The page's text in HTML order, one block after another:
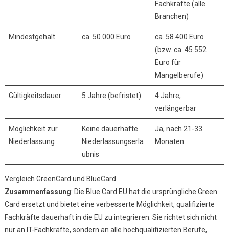
Fachkräfte (alle
Branchen)
Mindestgehalt ca. 50.000 Euro
ca. 58.400 Euro
(bzw. ca. 45.552
Euro für
Mangelberufe)
Gültigkeitsdauer 5 Jahre (befristet)
4 Jahre,
verlängerbar
Möglichkeit zur
Niederlassung
Keine dauerhafte
Niederlassungserla
ubnis
Ja, nach 21-33
Monaten
Vergleich GreenCard und BlueCard
Zusammenfassung: Die Blue Card EU hat die ursprüngliche Green
Card ersetzt und bietet eine verbesserte Möglichkeit, qualifizierte
Fachkräfte dauerhaft in die EU zu integrieren. Sie richtet sich nicht
nur an IT-Fachkräfte, sondern an alle hochqualifizierten Berufe,